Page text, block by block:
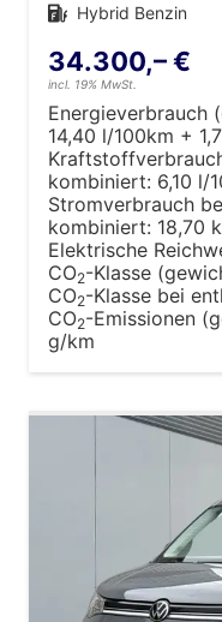
Kraftstoff Hybrid Benzin
34.300,– €
incl. 19% MwSt.
Energieverbrauch
14,40 l/100km +
kombiniert: 6,10 l/
Stromverbrauch
kombiniert: 18,70
Elektrische
CO2-Klasse
CO2-Klasse bei
CO2-Emissionen
g/km